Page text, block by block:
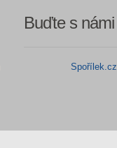
Buďte s námi
Spořílek.cz